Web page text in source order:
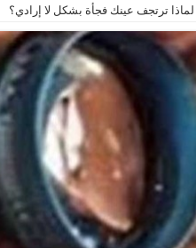
لماذا ترتجف عينك فجأة بشكل لا إرادي؟